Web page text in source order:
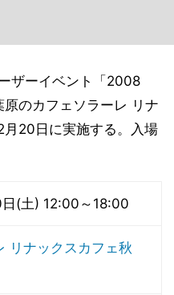
ザーイベント「2008
のカフェソラーレ リナ
月20日に実施する。入場
(土) 12:00～18:00
リナックスカフェ秋